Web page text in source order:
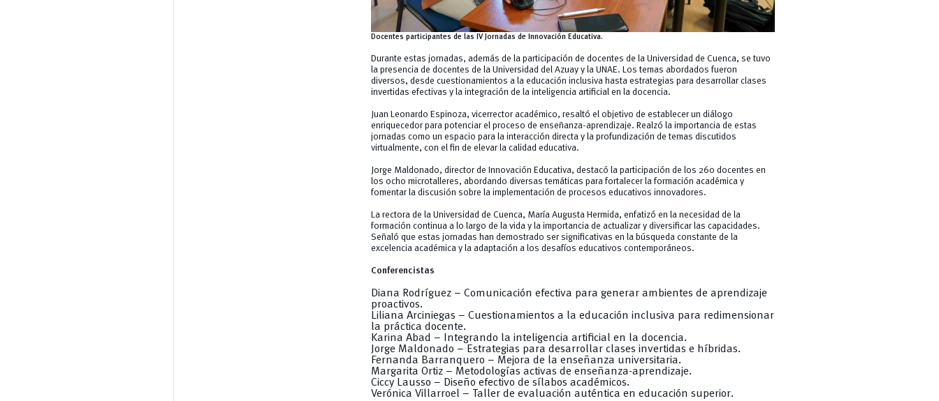
Docentes participantes de las IV Jornadas de Innovación Educativa.
Durante estas jornadas, además de la participación de docentes de la Universidad de Cuenca, se tuvo
la presencia de docentes de la Universidad del Azuay y la UNAE. Los temas abordados fueron
diversos, desde cuestionamientos a la educación inclusiva hasta estrategias para desarrollar clases
invertidas efectivas y la integración de la inteligencia artificial en la docencia.
Juan Leonardo Espinoza, vicerrector académico, resaltó el objetivo de establecer un diálogo
enriquecedor para potenciar el proceso de enseñanza-aprendizaje. Realzó la importancia de estas
jornadas como un espacio para la interacción directa y la profundización de temas discutidos
virtualmente, con el fin de elevar la calidad educativa.
Jorge Maldonado, director de Innovación Educativa, destacó la participación de los 260 docentes en
los ocho microtalleres, abordando diversas temáticas para fortalecer la formación académica y
fomentar la discusión sobre la implementación de procesos educativos innovadores.
La rectora de la Universidad de Cuenca, María Augusta Hermida, enfatizó en la necesidad de la
formación continua a lo largo de la vida y la importancia de actualizar y diversificar las capacidades.
Señaló que estas jornadas han demostrado ser significativas en la búsqueda constante de la
excelencia académica y la adaptación a los desafíos educativos contemporáneos.
Conferencistas
Diana Rodríguez – Comunicación efectiva para generar ambientes de aprendizaje
proactivos.
Liliana Arciniegas – Cuestionamientos a la educación inclusiva para redimensionar
la práctica docente.
Karina Abad – Integrando la inteligencia artificial en la docencia.
Jorge Maldonado – Estrategias para desarrollar clases invertidas e híbridas.
Fernanda Barranquero – Mejora de la enseñanza universitaria.
Margarita Ortiz – Metodologías activas de enseñanza-aprendizaje.
Ciccy Lausso – Diseño efectivo de sílabos académicos.
Verónica Villarroel – Taller de evaluación auténtica en educación superior.